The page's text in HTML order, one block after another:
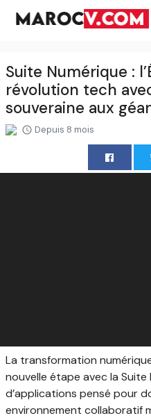
Suite Numérique :
révolution tech
souveraine aux
Depuis 8 mois
La transformation
nouvelle étape avec la Suite
d’applications pensé pour
environnement collaboratif